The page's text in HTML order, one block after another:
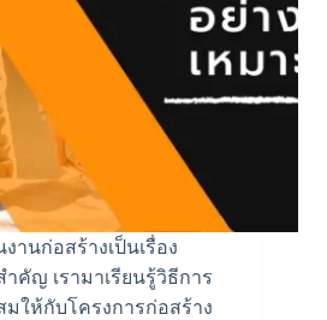
านก่อสร้างเป็นเรื่อง
คัญ เรามาเรียนรู้วิธีการ
มให้กับโครงการก่อสร้าง